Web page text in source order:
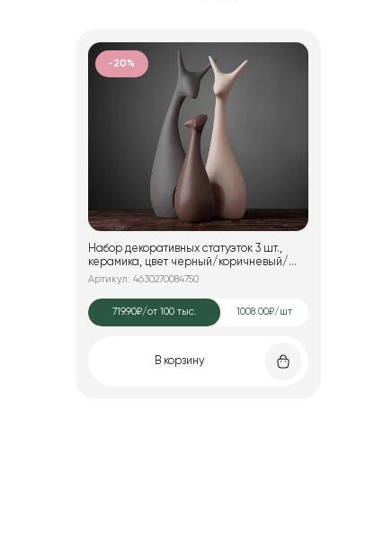
-20%
Набор декоративных статуэток 3 шт.,
керамика, цвет черный/коричневый/
розовый, 25*7; 25*7; 15*6 см.
Артикул: 4630270084750
719.90₽/от 100 тыс. 1008.00₽/шт
В корзину